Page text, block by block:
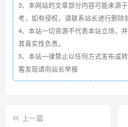
3、本网站的文章部分内容可能来源
考，如有侵权，请联系站长进行删除
4、本站一切资源不代表本站立场，
其真实性负责。
5、本站一律禁止以任何方式发布或
客发现请向站长举报
上一篇